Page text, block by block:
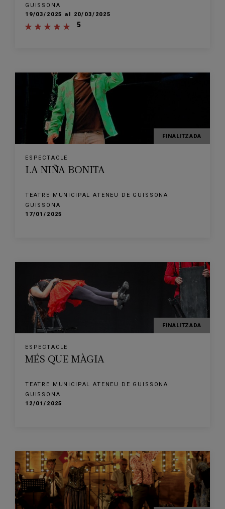
GUISSONA
19/03/2025 al 20/03/2025
5
FINALITZADA
ESPECTACLE
LA NIÑA BONITA
TEATRE MUNICIPAL ATENEU DE GUISSONA
GUISSONA
17/01/2025
FINALITZADA
ESPECTACLE
MÉS QUE MÀGIA
TEATRE MUNICIPAL ATENEU DE GUISSONA
GUISSONA
12/01/2025